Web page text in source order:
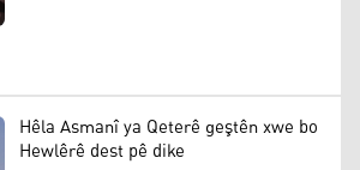
Hêla Asmanî ya Qeterê geştên xwe bo
Hewlêrê dest pê dike